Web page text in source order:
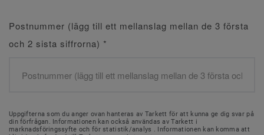
Postnummer (lägg till ett mellanslag mellan de 3 första
och 2 sista siffrorna) *
Uppgifterna som du anger ovan hanteras av Tarkett för att kunna ge dig svar på
din förfrågan. Informationen kan också användas av Tarkett i
marknadsföringssyfte och för statistik/analys . Informationen kan komma att